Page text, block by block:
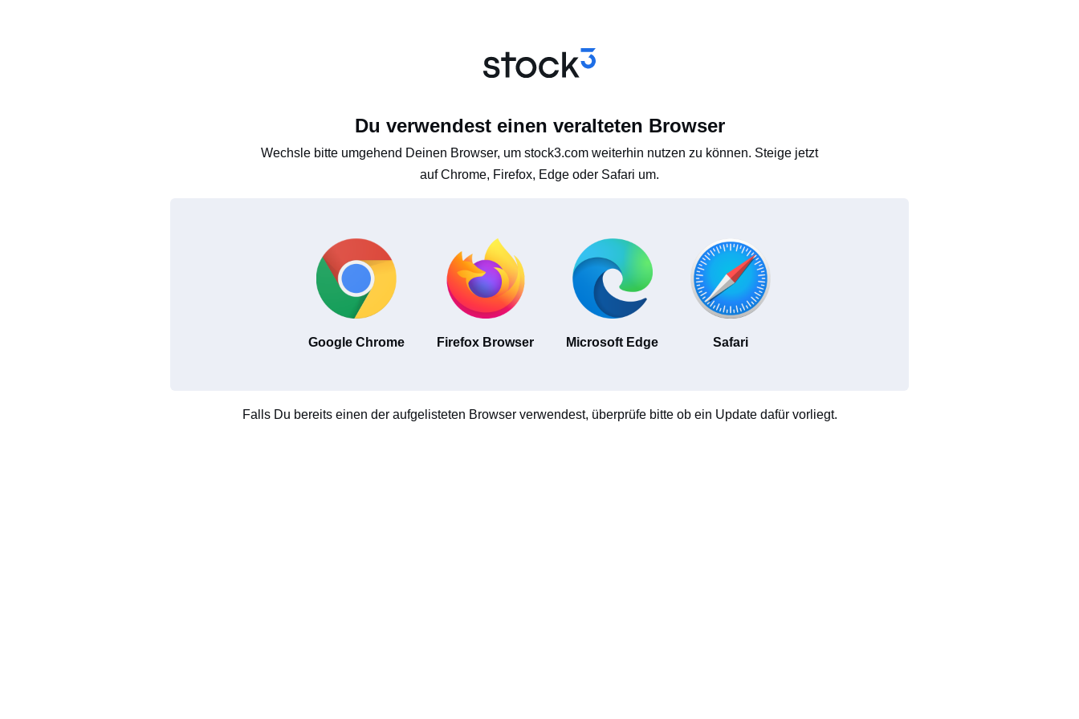
Du verwendest einen veralteten Browser
Wechsle bitte umgehend Deinen Browser, um stock3.com weiterhin nutzen zu können. Steige jetzt
auf Chrome, Firefox, Edge oder Safari um.
Google Chrome Firefox Browser Microsoft Edge Safari
Falls Du bereits einen der aufgelisteten Browser verwendest, überprüfe bitte ob ein Update dafür vorliegt.